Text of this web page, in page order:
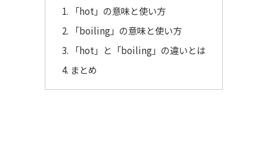
「hot」の意味と使い方
「boiling」の意味と使い方
「hot」と「boiling」の違いとは
まとめ